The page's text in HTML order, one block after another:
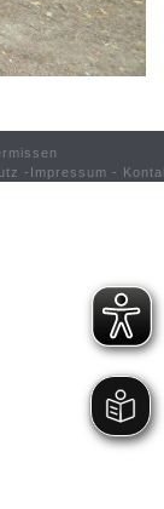
- Impressum -